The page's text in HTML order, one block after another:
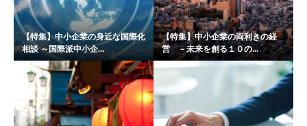
【特集】中小企業の身近な国際化
相談 ～国際派中小企...
【特集】中小企業の両利きの経
営 －未来を創る１０の...